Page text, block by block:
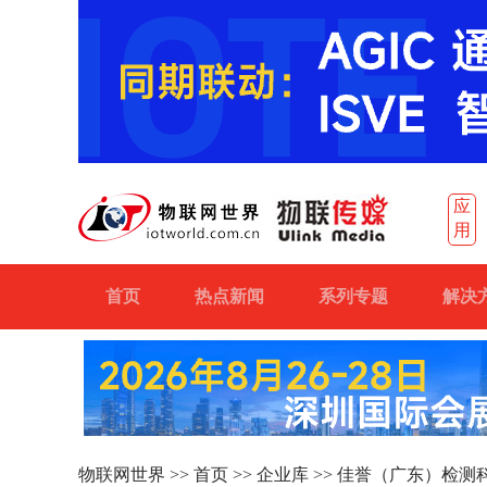
应
用
首页 热点新闻 系列专题 解决
物联网世界 >> 首页 >> 企业库 >> 佳誉（广东）检测